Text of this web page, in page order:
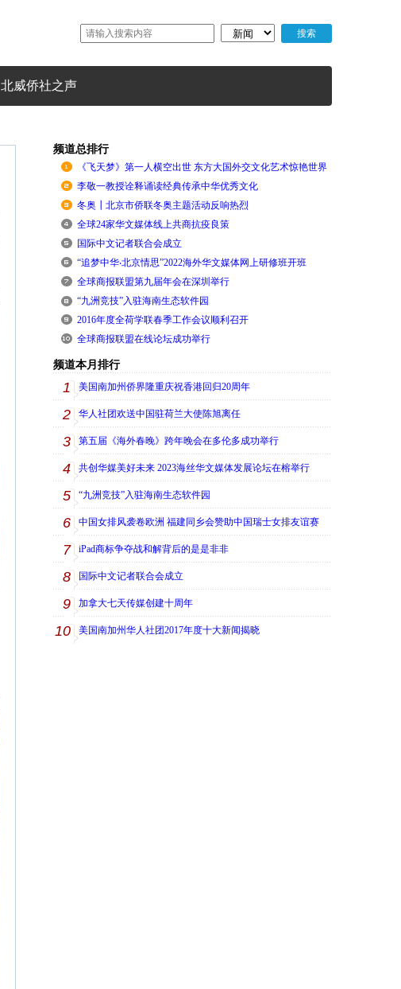
北威侨社之声
频道总排行
《飞天梦》第一人横空出世 东方大国外交文化艺术惊艳世界
李敬一教授诠释诵读经典传承中华优秀文化
冬奥┃北京市侨联冬奥主题活动反响热烈
全球24家华文媒体线上共商抗疫良策
国际中文记者联合会成立
“追梦中华‧北京情思”2022海外华文媒体网上研修班开班
全球商报联盟第九届年会在深圳举行
“九洲竞技”入驻海南生态软件园
2016年度全荷学联春季工作会议顺利召开
全球商报联盟在线论坛成功举行
频道本月排行
1 美国南加州侨界隆重庆祝香港回归20周年
2 华人社团欢送中国驻荷兰大使陈旭离任
3 第五届《海外春晚》跨年晚会在多伦多成功举行
4 共创华媒美好未来 2023海丝华文媒体发展论坛在榕举行
5 “九洲竞技”入驻海南生态软件园
6 中国女排风袭卷欧洲 福建同乡会赞助中国瑞士女排友谊赛
7 iPad商标争夺战和解背后的是是非非
8 国际中文记者联合会成立
9 加拿大七天传媒创建十周年
10 美国南加州华人社团2017年度十大新闻揭晓